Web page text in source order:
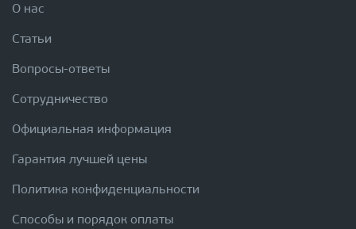
О нас
Статьи
Вопросы-ответы
Сотрудничество
Официальная информация
Гарантия лучшей цены
Политика конфиденциальности
Способы и порядок оплаты